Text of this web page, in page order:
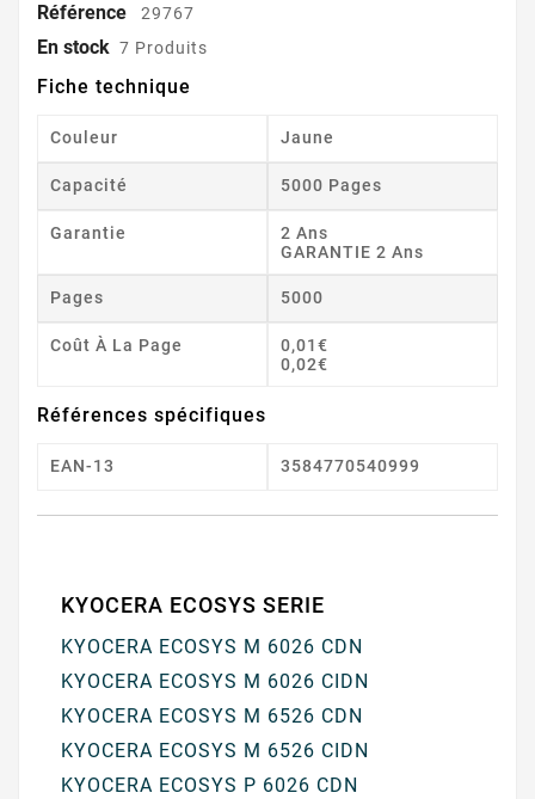
Référence 29767
En stock 7 Produits
Fiche technique
Couleur Jaune
Capacité 5000 Pages
Garantie
2 Ans
GARANTIE 2 Ans
Pages 5000
Coût À La Page
0,01€
0,02€
Références spécifiques
EAN-13 3584770540999
KYOCERA ECOSYS SERIE
KYOCERA ECOSYS M 6026 CDN
KYOCERA ECOSYS M 6026 CIDN
KYOCERA ECOSYS M 6526 CDN
KYOCERA ECOSYS M 6526 CIDN
KYOCERA ECOSYS P 6026 CDN